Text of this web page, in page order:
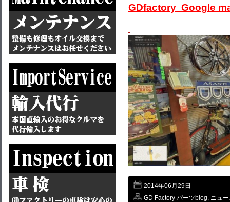
GDfactory Google
2014年06月29日
GD Factory パーツblog, ニュ